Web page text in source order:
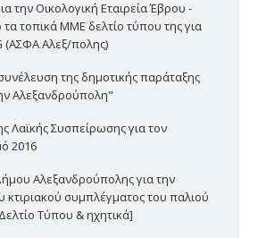
την Οικολογική Εταιρεία Έβρου -
τοπικά ΜΜΕ δελτίο τύπου της για
(ΑΣΦΑ Αλεξ/πολης)
της δημοτικής παράταξης
Αλεξανδρούπολη"
Λαϊκής Συσπείρωσης για τον
2016
Αλεξανδρούπολης για την
κτιριακού συμπλέγματος του παλιού
Τύπου & ηχητικά]